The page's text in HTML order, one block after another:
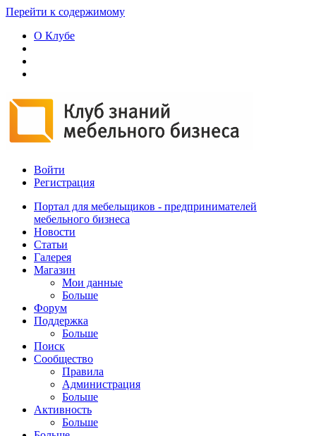
Перейти к содержимому
О Клубе
Войти
Регистрация
Портал для мебельщиков - предпринимателей
мебельного бизнеса
Новости
Статьи
Галерея
Магазин
Мои данные
Больше
Форум
Поддержка
Больше
Поиск
Сообщество
Правила
Администрация
Больше
Активность
Больше